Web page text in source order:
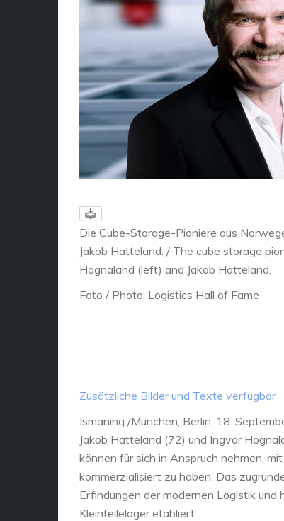
Die Cube-Storage-Pioniere aus
Jakob Hatteland. / The cube storage
Hognaland (left) and Jakob Hatteland.
Foto / Photo: Logistics Hall of Fame
Zusätzliche Bilder und Texte verfügbar
Ismaning /München, Berlin, 18.
Jakob Hatteland (72) und Ingvar
können für sich in Anspruch nehmen,
kommerzialisiert zu haben. Das
Erfindungen der modernen Logistik
Kleinteilelager etabliert.